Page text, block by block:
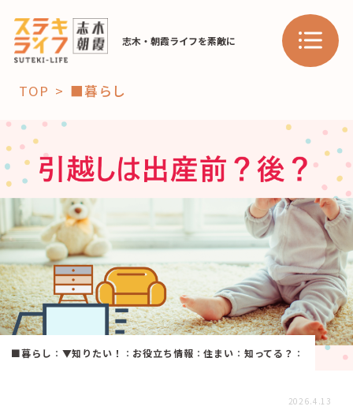
志木・朝霞ライフを素敵に
「コト」
子育て
暮らし
おすすめ
スポット 学び・教育
「場」
HAREL HAREL
活用事例
TOP ■暮らし
■暮らし ： ▼知りたい！ ： お役立ち情報 ：住まい ： 知ってる？ ：
2026.4.13